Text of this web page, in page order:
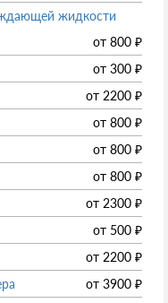
жидкости
от 800 ₽
от 300 ₽
от 2200 ₽
от 800 ₽
от 800 ₽
от 800 ₽
от 2300 ₽
от 500 ₽
от 2200 ₽
от 3900 ₽